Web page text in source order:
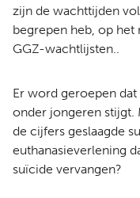
zijn de wachttijden
begrepen heb, op
GGZ-wachtlijsten..
Er word geroepen
onder jongeren stijgt.
de cijfers geslaagde
euthanasieverlening
suïcide vervangen?